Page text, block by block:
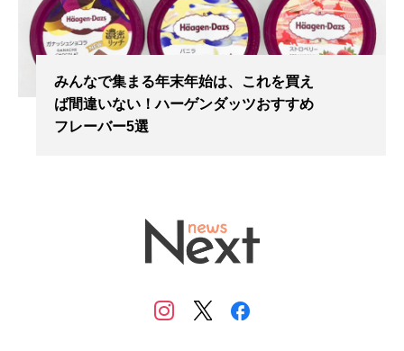
みんなで集まる年末年始は、これを買え
ば間違いない！ハーゲンダッツおすすめ
フレーバー5選